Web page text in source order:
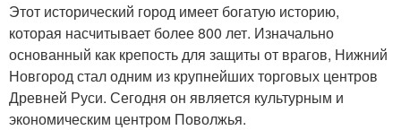
Россия по алфавиту Городов по росту
Этот исторический город имеет богатую историю,
которая насчитывает более 800 лет. Изначально
основанный как крепость для защиты от врагов, Нижний
Новгород стал одним из крупнейших торговых центров
Древней Руси. Сегодня он является культурным и
экономическим центром Поволжья.